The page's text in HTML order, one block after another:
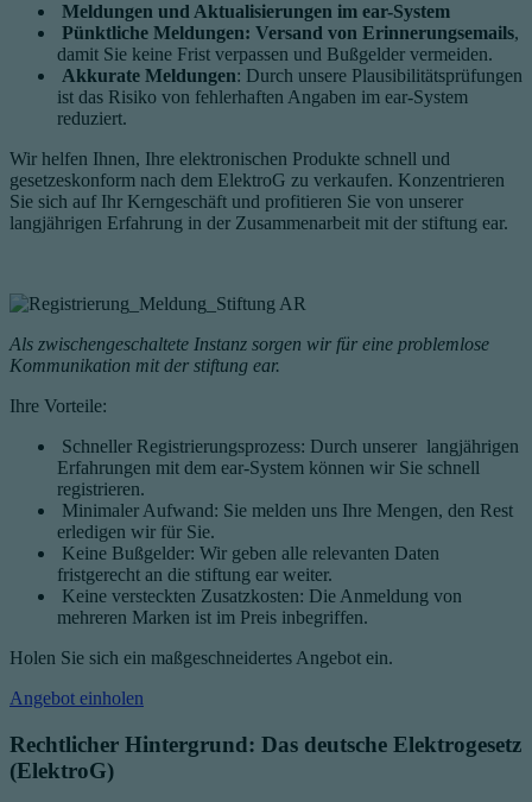
Meldungen und Aktualisierungen im ear-System
Pünktliche Meldungen: Versand von Erinnerungsemails,
damit Sie keine Frist verpassen und Bußgelder vermeiden.
Akkurate Meldungen: Durch unsere Plausibilitätsprüfungen
ist das Risiko von fehlerhaften Angaben im ear-System
reduziert.
Wir helfen Ihnen, Ihre elektronischen Produkte schnell und
gesetzeskonform nach dem ElektroG zu verkaufen. Konzentrieren
Sie sich auf Ihr Kerngeschäft und profitieren Sie von unserer
langjährigen Erfahrung in der Zusammenarbeit mit der stiftung ear.
Als zwischengeschaltete Instanz sorgen wir für eine problemlose
Kommunikation mit der stiftung ear.
Ihre Vorteile:
Schneller Registrierungsprozess: Durch unserer langjährigen
Erfahrungen mit dem ear-System können wir Sie schnell
registrieren.
Minimaler Aufwand: Sie melden uns Ihre Mengen, den Rest
erledigen wir für Sie.
Keine Bußgelder: Wir geben alle relevanten Daten
fristgerecht an die stiftung ear weiter.
Keine versteckten Zusatzkosten: Die Anmeldung von
mehreren Marken ist im Preis inbegriffen.
Holen Sie sich ein maßgeschneidertes Angebot ein.
Angebot einholen
Rechtlicher Hintergrund: Das deutsche Elektrogesetz
(ElektroG)